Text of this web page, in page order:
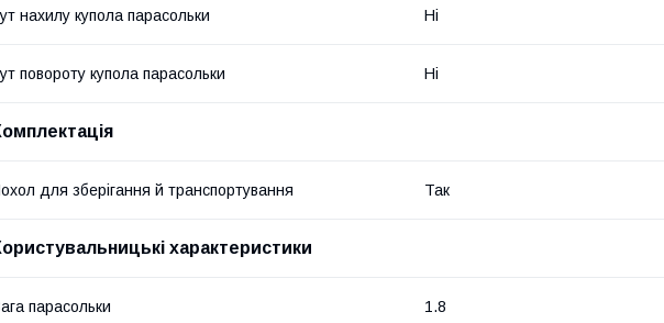
нахилу купола парасольки Ні
повороту купола парасольки Ні
для зберігання й транспортування Так
характеристики
парасольки 1.8